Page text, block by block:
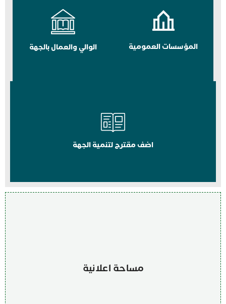
المؤسسات العمومية الوالي والعمال بالجهة
اضف مقترح لتنمية الجهة
مساحة اعلانية